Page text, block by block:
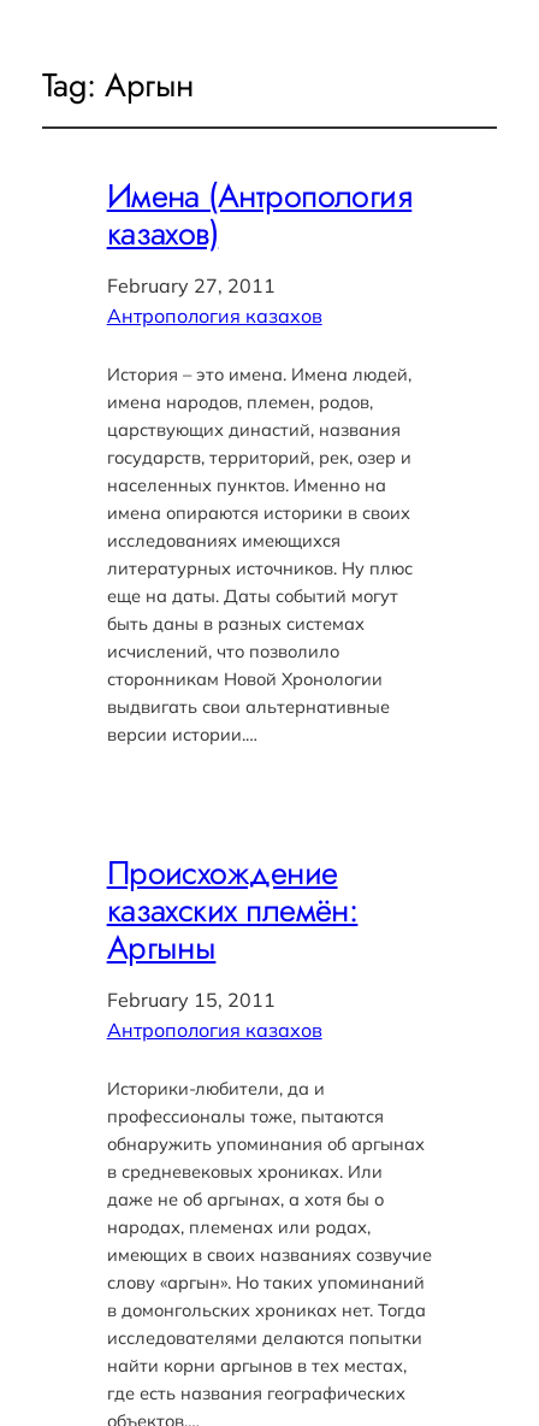
Tag:Аргын
Имена (Антропология
казахов)
February 27, 2011
Антропология казахов
История – это имена. Имена людей,
имена народов, племен, родов,
царствующих династий, названия
государств, территорий, рек, озер и
населенных пунктов. Именно на
имена опираются историки в своих
исследованиях имеющихся
литературных источников. Ну плюс
еще на даты. Даты событий могут
быть даны в разных системах
исчислений, что позволило
сторонникам Новой Хронологии
выдвигать свои альтернативные
версии истории.…
Происхождение
казахских племён:
Аргыны
February 15, 2011
Антропология казахов
Историки-любители, да и
профессионалы тоже, пытаются
обнаружить упоминания об аргынах
в средневековых хрониках. Или
даже не об аргынах, а хотя бы о
народах, племенах или родах,
имеющих в своих названиях созвучие
слову «аргын». Но таких упоминаний
в домонгольских хрониках нет. Тогда
исследователями делаются попытки
найти корни аргынов в тех местах,
где есть названия географических
объектов,…